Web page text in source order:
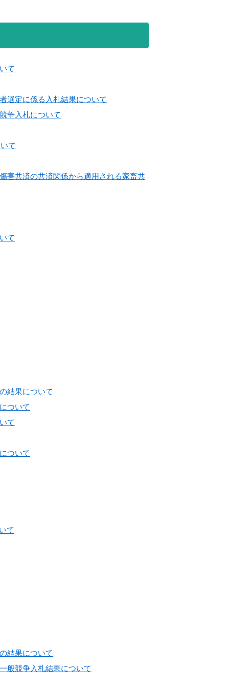
て
選定に係る入札結果について
争入札について
て
害共済の共済関係から適用される家畜共
て
結果について
ついて
て
ついて
て
結果について
般競争入札結果について